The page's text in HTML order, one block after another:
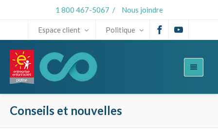
1 800 467-5067 / Nous joindre
Espace client Politique
Conseils et nouvelles